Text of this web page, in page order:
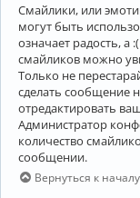
Смайлики, или
могут быть
означает радость, а
смайликов можно
Только не
сделать сообщение
отредактировать
Администратор
количество
сообщении.
Вернуться к началу